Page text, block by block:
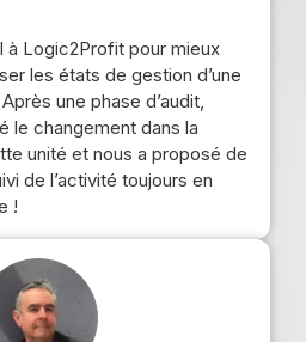
à Logic2Profit pour mieux
les états de gestion d’une
une phase d’audit,
le changement dans la
unité et nous a proposé de
de l’activité toujours en
!